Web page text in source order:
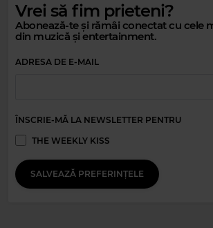
Magic Party Mix
MAGIC PARTY MIX–MAGIC PARTY MIX
Vrei să fim prieteni?
Abonează-te și rămâi conectat cu cele
din muzică și entertainment.
ADRESA DE E-MAIL
ÎNSCRIE-MĂ LA NEWSLETTER PENTRU
THE WEEKLY KISS
SALVEAZĂ PREFERINȚELE